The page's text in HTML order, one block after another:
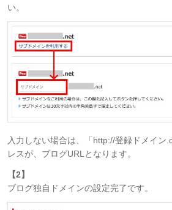
い。
入力しない場合は、「http://登録ドメイン
レスが、ブログURLとなります。
【2】
ブログ独自ドメインの設定完了です。